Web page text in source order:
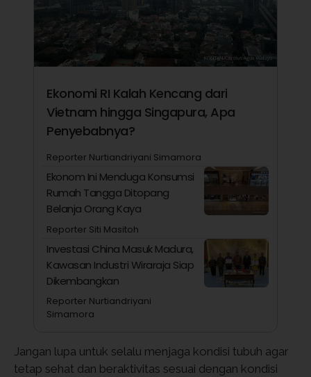
Ekonomi RI Kalah Kencang dari
Vietnam hingga Singapura, Apa
Penyebabnya?
Reporter Nurtiandriyani Simamora
Ekonom Ini Menduga Konsumsi
Rumah Tangga Ditopang
Belanja Orang Kaya
Reporter Siti Masitoh
Investasi China Masuk Madura,
Kawasan Industri Wiraraja Siap
Dikembangkan
Reporter Nurtiandriyani
Simamora
Jangan lupa untuk selalu menjaga kondisi tubuh agar
tetap sehat dan beraktivitas sesuai dengan kondisi